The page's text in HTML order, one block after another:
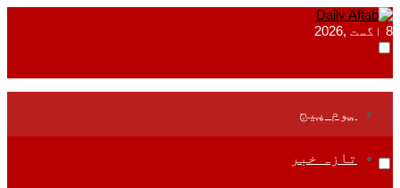
8 اگست ,2026
ہوم پیج
تازہ خبر